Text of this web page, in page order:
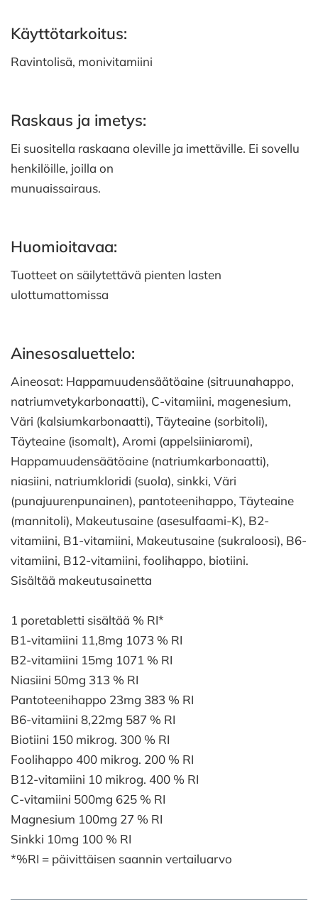
Käyttötarkoitus:
Ravintolisä, monivitamiini
Raskaus ja imetys:
Ei suositella raskaana oleville ja imettäville. Ei sovellu
henkilöille, joilla on
munuaissairaus.
Huomioitavaa:
Tuotteet on säilytettävä pienten lasten
ulottumattomissa
Ainesosaluettelo:
Aineosat: Happamuudensäätöaine (sitruunahappo,
natriumvetykarbonaatti), C-vitamiini, magenesium,
Väri (kalsiumkarbonaatti), Täyteaine (sorbitoli),
Täyteaine (isomalt), Aromi (appelsiiniaromi),
Happamuudensäätöaine (natriumkarbonaatti),
niasiini, natriumkloridi (suola), sinkki, Väri
(punajuurenpunainen), pantoteenihappo, Täyteaine
(mannitoli), Makeutusaine (asesulfaami-K), B2-
vitamiini, B1-vitamiini, Makeutusaine (sukraloosi), B6-
vitamiini, B12-vitamiini, foolihappo, biotiini.
Sisältää makeutusainetta
1 poretabletti sisältää % RI*
B1-vitamiini 11,8mg 1073 % RI
B2-vitamiini 15mg 1071 % RI
Niasiini 50mg 313 % RI
Pantoteenihappo 23mg 383 % RI
B6-vitamiini 8,22mg 587 % RI
Biotiini 150 mikrog. 300 % RI
Foolihappo 400 mikrog. 200 % RI
B12-vitamiini 10 mikrog. 400 % RI
C-vitamiini 500mg 625 % RI
Magnesium 100mg 27 % RI
Sinkki 10mg 100 % RI
*%RI = päivittäisen saannin vertailuarvo